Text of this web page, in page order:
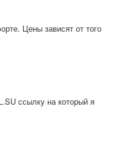
Цены зависят от того
ссылку на который я